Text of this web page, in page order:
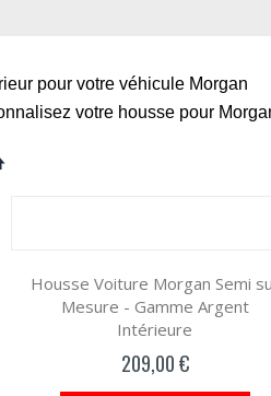
pour votre véhicule Morgan
votre housse pour
Housse Voiture Morgan Semi
Mesure - Gamme Argent
Intérieure
209,00 €